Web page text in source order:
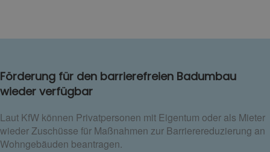
Förderung für den barrierefreien Badumbau
wieder verfügbar
Laut KfW können Privatpersonen mit Eigentum oder als Mieter
wieder Zuschüsse für Maßnahmen zur Barrierereduzierung an
Wohngebäuden beantragen.